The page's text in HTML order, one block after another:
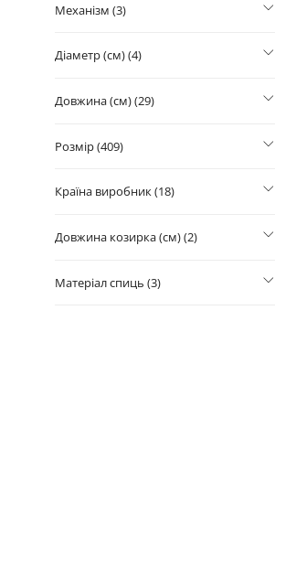
Механізм (3)
Діаметр (см) (4)
Довжина (см) (29)
Розмір (409)
Країна виробник (18)
Довжина козирка (см) (2)
Матеріал спиць (3)